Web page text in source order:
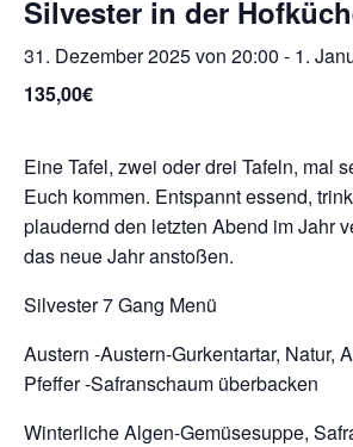
Silvester in der
31. Dezember 2025 von 20:00 - 1.
135,00€
Eine Tafel, zwei oder drei Tafeln, mal
Euch kommen. Entspannt essend,
plaudernd den letzten Abend im Jahr
das neue Jahr anstoßen.
Silvester 7 Gang Menü
Austern -Austern-Gurkentartar, Natur,
Pfeffer -Safranschaum überbacken
Winterliche Algen-Gemüsesuppe,